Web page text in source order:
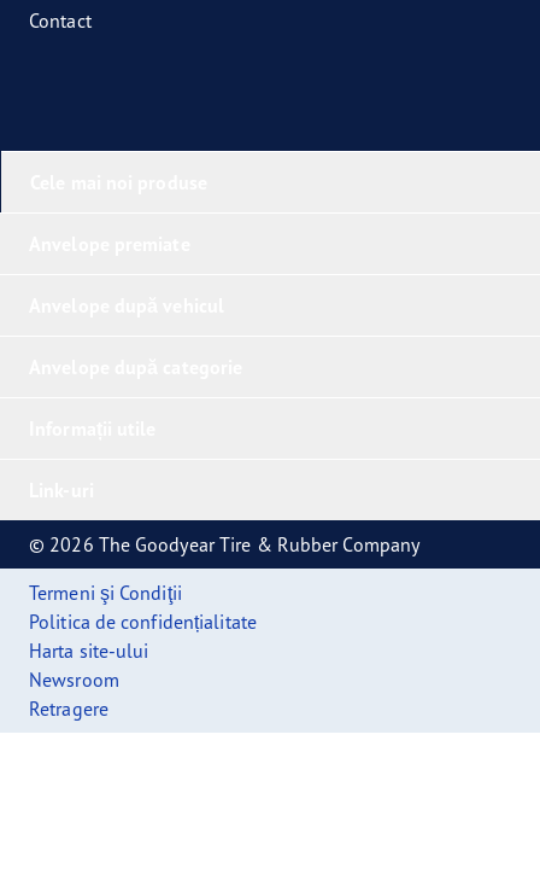
Contact
© 2026 The Goodyear Tire & Rubber Company
Termeni şi Condiţii
Politica de confidențialitate
Harta site-ului
Newsroom
Retragere